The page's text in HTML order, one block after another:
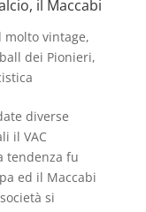
il Maccabi
molto vintage,
dei Pionieri,
diverse
il VAC
tendenza fu
ed il Maccabi
si